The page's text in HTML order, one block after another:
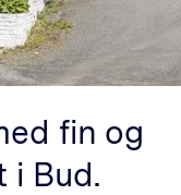
fin og
i Bud.